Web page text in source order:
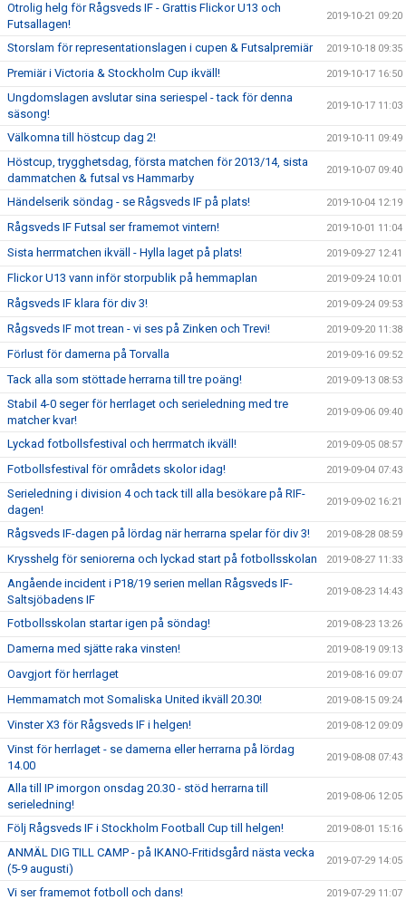
Otrolig helg för Rågsveds IF - Grattis Flickor U13 och
Futsallagen!
2019-10-21 09:20
Storslam för representationslagen i cupen & Futsalpremiär 2019-10-18 09:35
Premiär i Victoria & Stockholm Cup ikväll! 2019-10-17 16:50
Ungdomslagen avslutar sina seriespel - tack för denna
säsong!
2019-10-17 11:03
Välkomna till höstcup dag 2! 2019-10-11 09:49
Höstcup, trygghetsdag, första matchen för 2013/14, sista
dammatchen & futsal vs Hammarby
2019-10-07 09:40
Händelserik söndag - se Rågsveds IF på plats! 2019-10-04 12:19
Rågsveds IF Futsal ser framemot vintern! 2019-10-01 11:04
Sista herrmatchen ikväll - Hylla laget på plats! 2019-09-27 12:41
Flickor U13 vann inför storpublik på hemmaplan 2019-09-24 10:01
Rågsveds IF klara för div 3! 2019-09-24 09:53
Rågsveds IF mot trean - vi ses på Zinken och Trevi! 2019-09-20 11:38
Förlust för damerna på Torvalla 2019-09-16 09:52
Tack alla som stöttade herrarna till tre poäng! 2019-09-13 08:53
Stabil 4-0 seger för herrlaget och serieledning med tre
matcher kvar!
2019-09-06 09:40
Lyckad fotbollsfestival och herrmatch ikväll! 2019-09-05 08:57
Fotbollsfestival för områdets skolor idag! 2019-09-04 07:43
Serieledning i division 4 och tack till alla besökare på RIF-
dagen!
2019-09-02 16:21
Rågsveds IF-dagen på lördag när herrarna spelar för div 3! 2019-08-28 08:59
Krysshelg för seniorerna och lyckad start på fotbollsskolan 2019-08-27 11:33
Angående incident i P18/19 serien mellan Rågsveds IF-
Saltsjöbadens IF
2019-08-23 14:43
Fotbollsskolan startar igen på söndag! 2019-08-23 13:26
Damerna med sjätte raka vinsten! 2019-08-19 09:13
Oavgjort för herrlaget 2019-08-16 09:07
Hemmamatch mot Somaliska United ikväll 20.30! 2019-08-15 09:24
Vinster X3 för Rågsveds IF i helgen! 2019-08-12 09:09
Vinst för herrlaget - se damerna eller herrarna på lördag
14.00
2019-08-08 07:43
Alla till IP imorgon onsdag 20.30 - stöd herrarna till
serieledning!
2019-08-06 12:05
Följ Rågsveds IF i Stockholm Football Cup till helgen! 2019-08-01 15:16
ANMÄL DIG TILL CAMP - på IKANO-Fritidsgård nästa vecka
(5-9 augusti)
2019-07-29 14:05
Vi ser framemot fotboll och dans! 2019-07-29 11:07